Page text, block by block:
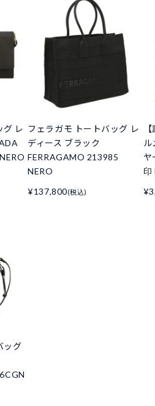
グ レ フェラガモ トートバッグ レ
ディース ブラック
FERRAGAMO 213985
NERO
¥137,800(税込)
ル
ヤ
印
ッグ